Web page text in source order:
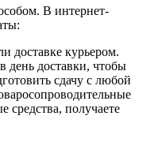
В интернет-
доставке курьером.
день доставки, чтобы
сдачу с любой
средства, получаете